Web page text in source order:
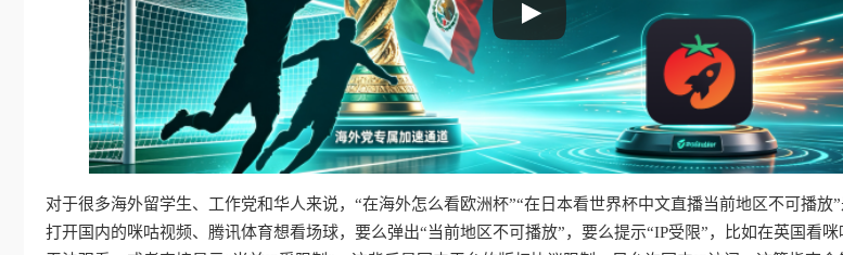
对于很多海外留学生、工作党和华人来说，“在海外怎么看欧洲杯”“在日本看世界杯中文直播当前地区不可播
打开国内的咪咕视频、腾讯体育想看场球，要么弹出“当前地区不可播放”，要么提示“IP受限”，比如在英国看